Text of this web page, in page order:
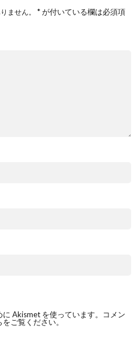
ません。 *が付いている欄は必須項
Akismet を使っています。
コメン
をご覧ください。